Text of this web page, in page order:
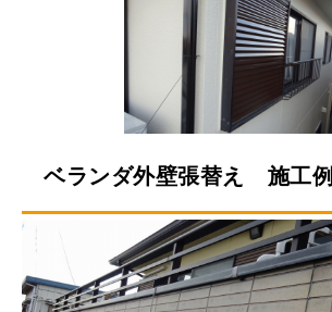
ベランダ外壁張替え 施工例